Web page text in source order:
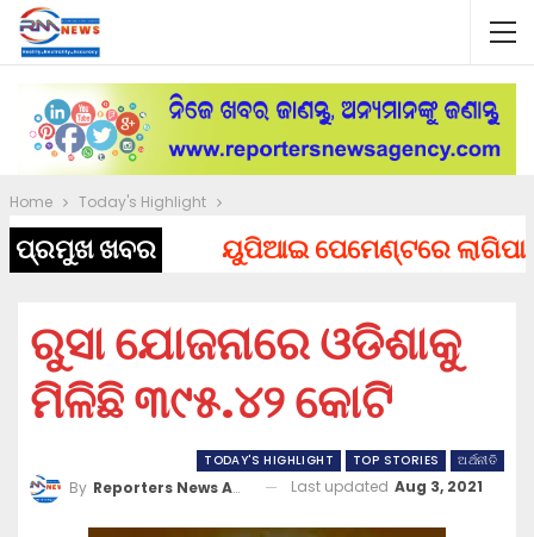
Home Today's Highlight
ପ୍ରମୁଖ ଖବର ୟୁପିଆଇ ପେମେଣ୍ଟରେ ଲାଗିପାରେ
ରୁସା ଯୋଜନାରେ ଓଡିଶାକୁ
ମିଳିଛି ୩୯୫.୪୨ କୋଟି
TODAY'S HIGHLIGHT TOP STORIES ଅର୍ଥନୀତି
By Reporters News Agency Last updated Aug 3, 2021